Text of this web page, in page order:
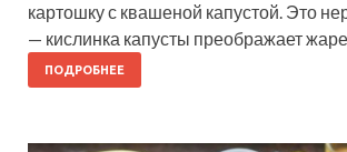
картошку с квашеной капустой. Это
— кислинка капусты преображает
ПОДРОБНЕЕ